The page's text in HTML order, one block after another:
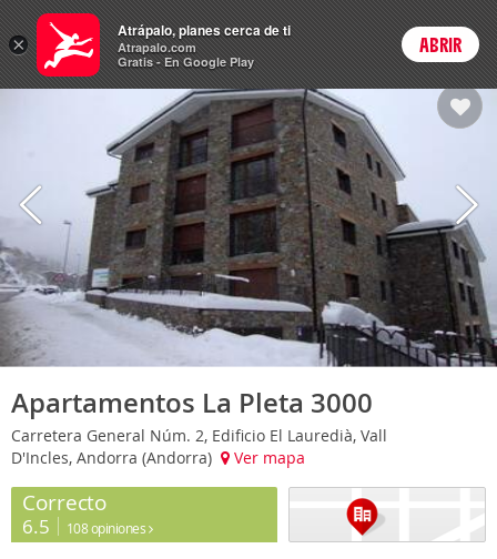
Hoteles Login
Apartamentos La Pleta 3000
Carretera General Núm. 2, Edificio El Lauredià, Vall
D'Incles, Andorra (Andorra)
Ver mapa
Correcto
6.5 108 opiniones
×
Atrápalo, planes cerca de ti
Atrapalo.com
Gratis - En Google Play
ABRIR